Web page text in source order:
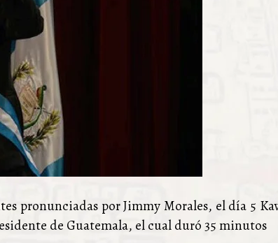
pronunciadas por Jimmy Morales, el día 5
de Guatemala, el cual duró 35 minutos